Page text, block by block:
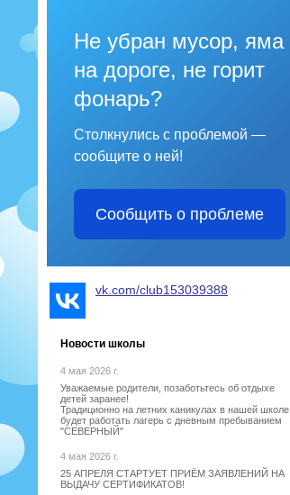
Не убран мусор, яма
на дороге, не горит
фонарь?
Столкнулись с проблемой —
сообщите о ней!
Сообщить о проблеме
vk.com/club153039388
Новости школы
4 мая 2026 г.
Уважаемые родители, позаботьтесь об отдыхе
детей заранее!
Традиционно на летних каникулах в нашей школе
будет работать лагерь с дневным пребыванием
"СЕВЕРНЫЙ"
4 мая 2026 г.
25 АПРЕЛЯ СТАРТУЕТ ПРИЁМ ЗАЯВЛЕНИЙ НА
ВЫДАЧУ СЕРТИФИКАТОВ!